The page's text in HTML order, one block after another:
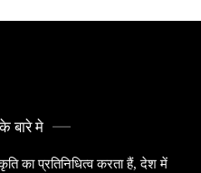
बारे मे
का प्रतिनिधित्व करता हैं, देश में